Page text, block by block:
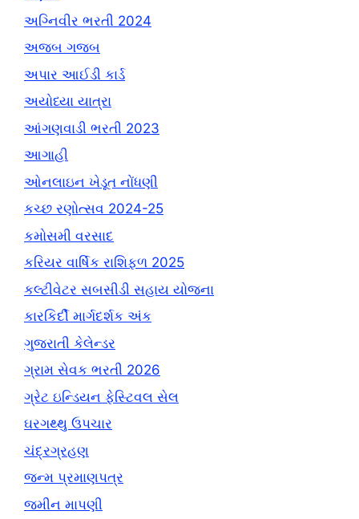
અગ્નિવીર ભરતી 2024
અજબ ગજબ
અપાર આઈડી કાર્ડ
અયોધ્યા યાત્રા
આંગણવાડી ભરતી 2023
આગાહી
ઓનલાઇન ખેડૂત નોંધણી
કચ્છ રણોત્સવ 2024-25
કમોસમી વરસાદ
કરિયર વાર્ષિક રાશિફળ 2025
કલ્ટીવેટર સબસીડી સહાય યોજના
કારકિર્દી માર્ગદર્શક અંક
ગુજરાતી કેલેન્ડર
ગ્રામ સેવક ભરતી 2026
ગ્રેટ ઇન્ડિયન ફેસ્ટિવલ સેલ
ઘરગથ્થુ ઉપચાર
ચંદ્રગ્રહણ
જન્મ પ્રમાણપત્ર
જમીન માપણી